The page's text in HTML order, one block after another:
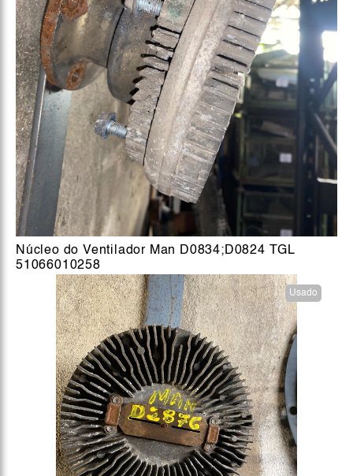
Núcleo do Ventilador Man D0834;D0824 TGL
51066010258
Usado